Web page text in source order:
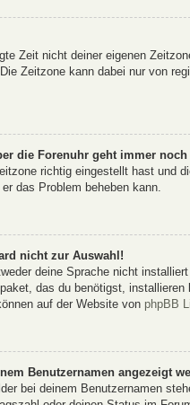
Zeit nicht deiner eigenen
Zeitzone kann dabei nur von
die Forenuhr geht immer
richtig eingestellt hast und
das Problem beheben kann.
nicht zur Auswahl!
deine Sprache nicht
das du benötigst,
auf der Website von phpBB
Benutzernamen angezeigt
bei deinem Benutzernamen